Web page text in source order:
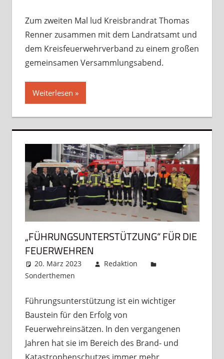
Zum zweiten Mal lud Kreisbrandrat Thomas
Renner zusammen mit dem Landratsamt und
dem Kreisfeuerwehrverband zu einem großen
gemeinsamen Versammlungsabend.
Weiterlesen
„FÜHRUNGSUNTERSTÜTZUNG“ FÜR DIE
FEUERWEHREN
20. März 2023
Redaktion
Sonderthemen
Führungsunterstützung ist ein wichtiger
Baustein für den Erfolg von
Feuerwehreinsätzen. In den vergangenen
Jahren hat sie im Bereich des Brand- und